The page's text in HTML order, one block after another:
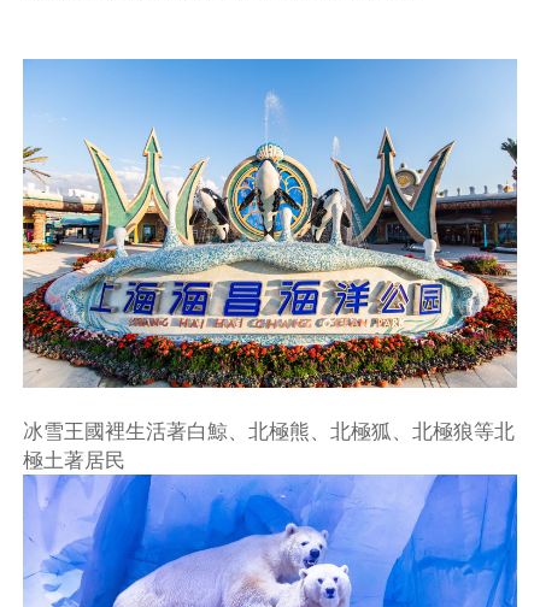
冰雪王國裡生活著白鯨、北極熊、北極狐、北極狼等北
極土著居民